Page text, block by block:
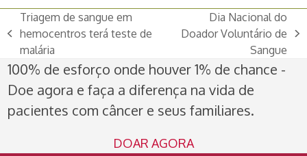
previous
post:
Triagem de sangue em
hemocentros terá teste de
malária
next
Dia Nacional do
Doador Voluntário de
Sangue
100% de esforço onde houver 1% de chance -
Doe agora e faça a diferença na vida de
pacientes com câncer e seus familiares.
DOAR AGORA